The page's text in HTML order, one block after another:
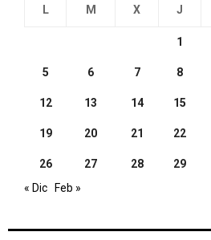
L M X J
1
5 6 7 8
12 13 14 15
19 20 21 22
26 27 28 29
« Dic
Feb »